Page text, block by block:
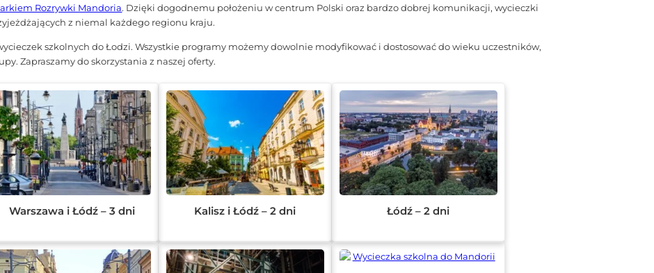
Rozrywki Mandoria. Dzięki dogodnemu położeniu w centrum Polski oraz bardzo dobrej komunikacji, wycieczki
z niemal każdego regionu kraju.
szkolnych do Łodzi. Wszystkie programy możemy dowolnie modyfikować i dostosować do wieku uczestników,
Zapraszamy do skorzystania z naszej oferty.
Warszawa i Łódź – 3 dni Kalisz i Łódź – 2 dni Łódź – 2 dni